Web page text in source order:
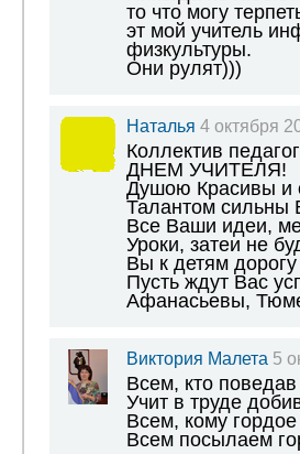
то что могу
эт мой учитель
физкультуры.
Они рулят)))
Наталья 4 октября
Коллектив
ДНЕМ УЧИТЕЛЯ!
Душою Красивы и
Талантом
Все Ваши идеи,
Уроки, затеи не
Вы к детям
Пусть ждут Вас
Афанасьевы,
Виктория Малета 5
Всем, кто
Учит в труде
Всем, кому
Всем посылаем